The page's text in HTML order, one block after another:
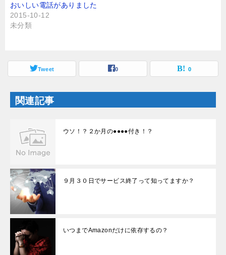
し
い
ウ
ィ
ン
き
す
ク
し
て
し
い
ウ
ン
ド
ウ
で
ま
す
)
おいしい電話がありました
2015-10-12
未分類
Tweet 0 0
関連記事
ウソ！？２か月の●●●●付き！？
９月３０日でサービス終了って知ってますか？
いつまでAmazonだけに依存するの？